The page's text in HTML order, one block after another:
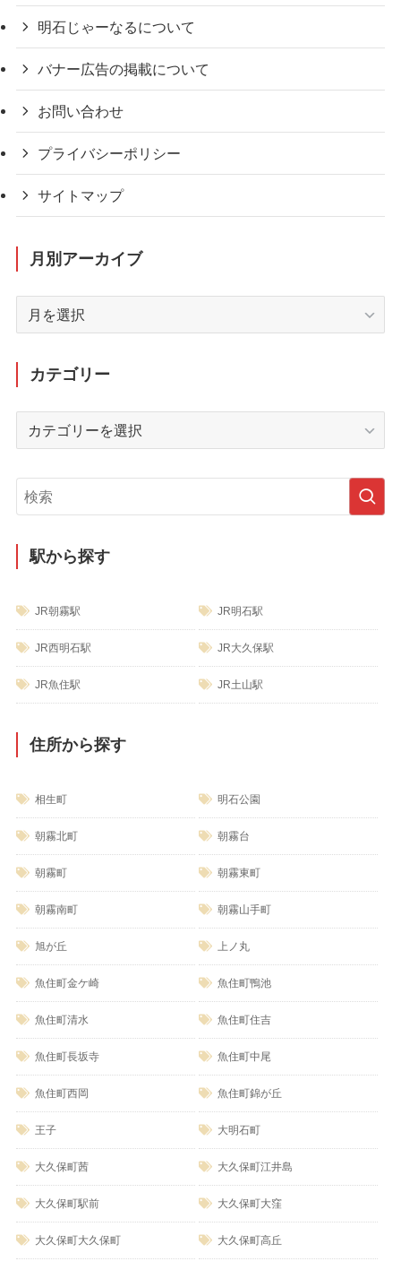
明石じゃーなるについて
バナー広告の掲載について
お問い合わせ
プライバシーポリシー
サイトマップ
月別アーカイブ
イ
ブ
カテゴリー
リ
ー
駅から探す
JR朝霧駅 JR明石駅
JR西明石駅 JR大久保駅
JR魚住駅 JR土山駅
住所から探す
相生町 明石公園
朝霧北町 朝霧台
朝霧町 朝霧東町
朝霧南町 朝霧山手町
旭が丘 上ノ丸
魚住町金ケ崎 魚住町鴨池
魚住町清水 魚住町住吉
魚住町長坂寺 魚住町中尾
魚住町西岡 魚住町錦が丘
王子 大明石町
大久保町茜 大久保町江井島
大久保町駅前 大久保町大窪
大久保町大久保町 大久保町高丘